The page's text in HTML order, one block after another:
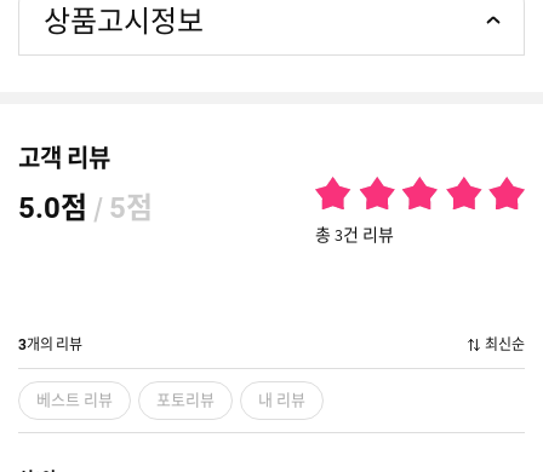
상품고시정보
고객 리뷰
5.0점 / 5점
총 3건 리뷰
3개의 리뷰 최신순
베스트 리뷰 포토리뷰 내 리뷰